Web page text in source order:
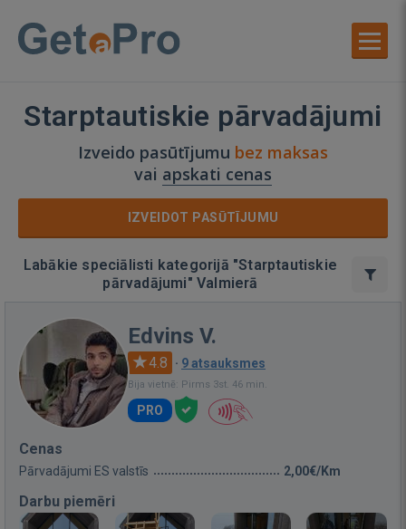
Starptautiskie pārvadājumi
Izveido pasūtījumu bez maksas
vai apskati cenas
IZVEIDOT PASŪTĪJUMU
Labākie speciālisti kategorijā "Starptautiskie
pārvadājumi" Valmierā
Edvins V.
4.8 · 9 atsauksmes
Bija vietnē: Pirms 3st. 46 min.
PRO
Cenas
Pārvadājumi ES valstīs 2,00€/Km
Darbu piemēri